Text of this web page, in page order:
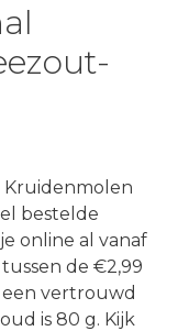
Kruidenmolen
bestelde
online al vanaf
de €2,99
een vertrouwd
is 80 g. Kijk